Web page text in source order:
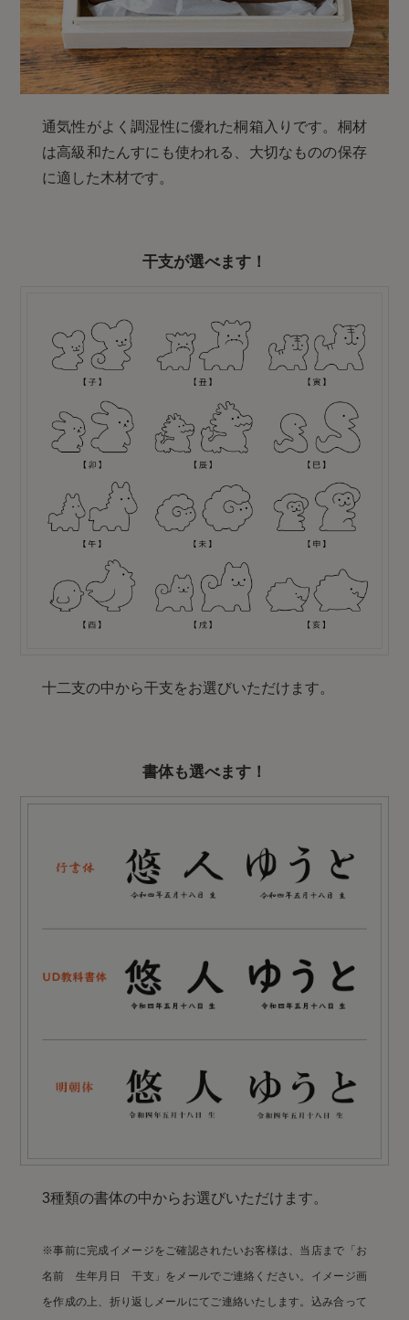
通気性がよく調湿性に優れた桐箱入りです。桐材
は高級和たんすにも使われる、大切なものの保存
に適した木材です。
干支が選べます！
十二支の中から干支をお選びいただけます。
書体も選べます！
3種類の書体の中からお選びいただけます。
※事前に完成イメージをご確認されたいお客様は、当店まで「お
名前 生年月日 干支」をメールでご連絡ください。イメージ画
を作成の上、折り返しメールにてご連絡いたします。込み合って